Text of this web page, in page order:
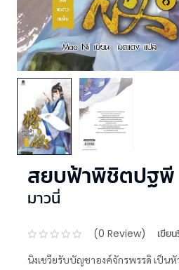
สยบฟ้าพิชิตปฐพี
มาวนี่
(0 Review) เขีย
นิงเชวียรับบัญชาองค์จักรพรรดิ เป็น